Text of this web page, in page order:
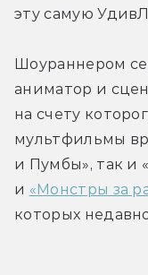
эту самую
Шоураннером
аниматор и
на счету
мультфильмы
и Пумбы», так и
и «Монстры за
которых